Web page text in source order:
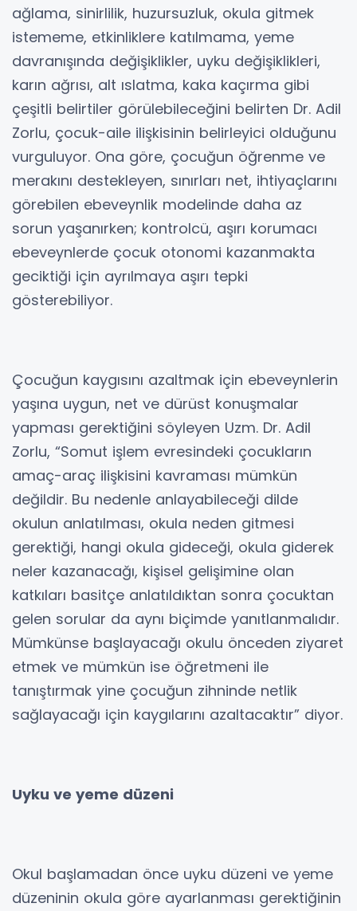
ağlama, sinirlilik, huzursuzluk, okula gitmek
istememe, etkinliklere katılmama, yeme
davranışında değişiklikler, uyku değişiklikleri,
karın ağrısı, alt ıslatma, kaka kaçırma gibi
çeşitli belirtiler görülebileceğini belirten Dr. Adil
Zorlu, çocuk-aile ilişkisinin belirleyici olduğunu
vurguluyor. Ona göre, çocuğun öğrenme ve
merakını destekleyen, sınırları net, ihtiyaçlarını
görebilen ebeveynlik modelinde daha az
sorun yaşanırken; kontrolcü, aşırı korumacı
ebeveynlerde çocuk otonomi kazanmakta
geciktiği için ayrılmaya aşırı tepki
gösterebiliyor.
Çocuğun kaygısını azaltmak için ebeveynlerin
yaşına uygun, net ve dürüst konuşmalar
yapması gerektiğini söyleyen Uzm. Dr. Adil
Zorlu, “Somut işlem evresindeki çocukların
amaç-araç ilişkisini kavraması mümkün
değildir. Bu nedenle anlayabileceği dilde
okulun anlatılması, okula neden gitmesi
gerektiği, hangi okula gideceği, okula giderek
neler kazanacağı, kişisel gelişimine olan
katkıları basitçe anlatıldıktan sonra çocuktan
gelen sorular da aynı biçimde yanıtlanmalıdır.
Mümkünse başlayacağı okulu önceden ziyaret
etmek ve mümkün ise öğretmeni ile
tanıştırmak yine çocuğun zihninde netlik
sağlayacağı için kaygılarını azaltacaktır” diyor.
Uyku ve yeme düzeni
Okul başlamadan önce uyku düzeni ve yeme
düzeninin okula göre ayarlanması gerektiğinin